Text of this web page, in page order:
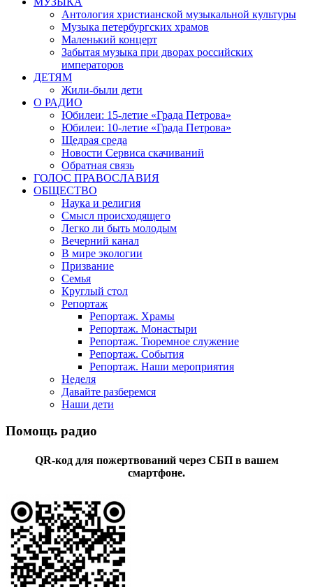
Антология христианской музыкальной культуры
Музыка петербургских храмов
Маленький концерт
Забытая музыка при дворах российских
императоров
ДЕТЯМ
Жили-были дети
О РАДИО
Юбилеи: 15-летие «Града Петрова»
Юбилеи: 10-летие «Града Петрова»
Щедрая среда
Новости Сервиса скачиваний
Обратная связь
ГОЛОС ПРАВОСЛАВИЯ
ОБЩЕСТВО
Наука и религия
Смысл происходящего
Легко ли быть молодым
Вечерний канал
В мире экологии
Призвание
Семья
Круглый стол
Репортаж
Репортаж. Храмы
Репортаж. Монастыри
Репортаж. Тюремное служение
Репортаж. События
Репортаж. Наши мероприятия
Неделя
Давайте разберемся
Наши дети
Помощь радио
QR-код для пожертвований через СБП в вашем
смартфоне.